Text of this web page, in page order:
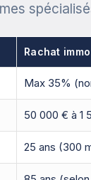
Rachat
Max 35%
50 000 € à 1
25 ans (300